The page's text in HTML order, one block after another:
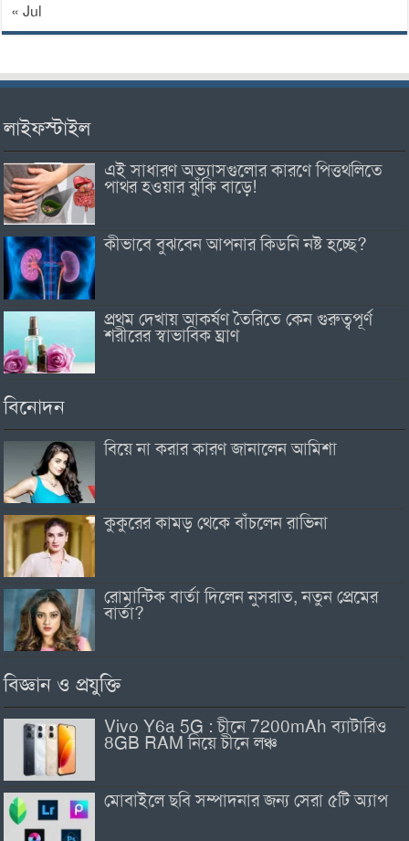
« Jul
লাইফস্টাইল
এই সাধারণ অভ্যাসগুলোর কারণে পিত্তথলিতে
পাথর হওয়ার ঝুঁকি বাড়ে!
কীভাবে বুঝবেন আপনার কিডনি নষ্ট হচ্ছে?
প্রথম দেখায় আকর্ষণ তৈরিতে কেন গুরুত্বপূর্ণ
শরীরের স্বাভাবিক ঘ্রাণ
বিনোদন
বিয়ে না করার কারণ জানালেন আমিশা
কুকুরের কামড় থেকে বাঁচলেন রাভিনা
রোমান্টিক বার্তা দিলেন নুসরাত, নতুন প্রেমের
বার্তা?
বিজ্ঞান ও প্রযুক্তি
Vivo Y6a 5G : চীনে 7200mAh ব্যাটারিও
8GB RAM নিয়ে চীনে লঞ্চ
মোবাইলে ছবি সম্পাদনার জন্য সেরা ৫টি অ্যাপ